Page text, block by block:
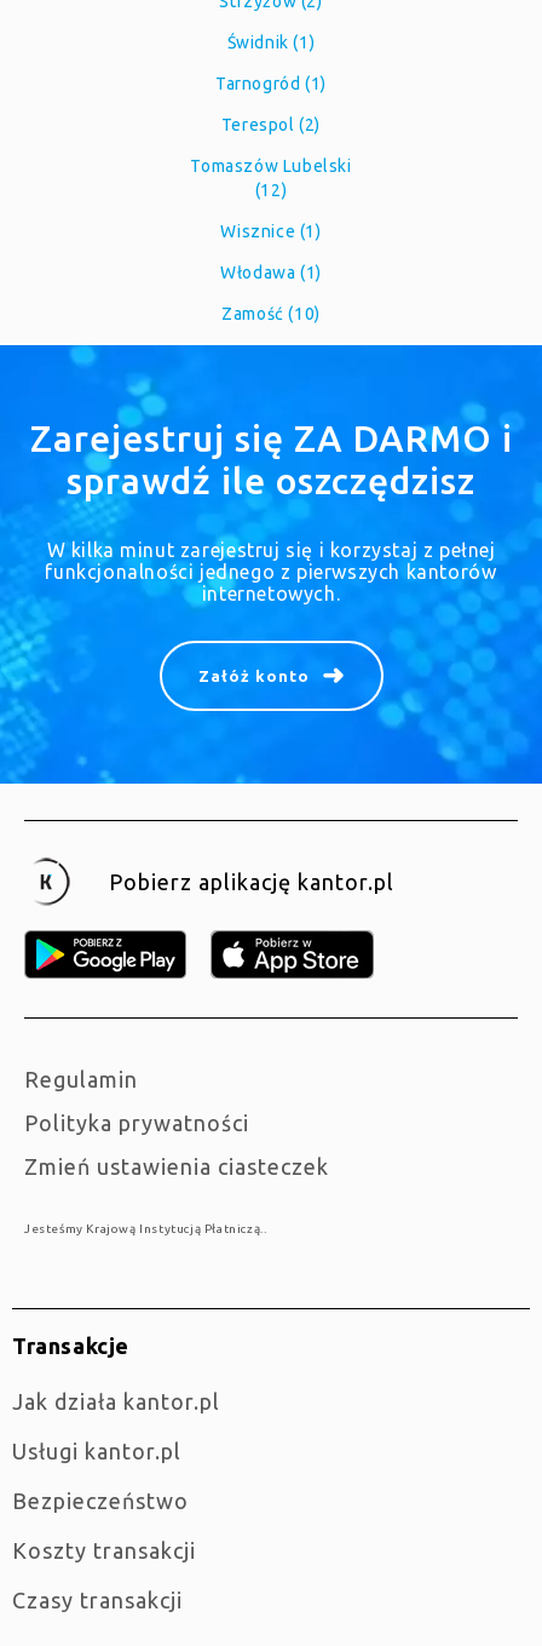
Świdnik (1)
Tarnogród (1)
Terespol (2)
Tomaszów Lubelski
(12)
Wisznice (1)
Włodawa (1)
Zamość (10)
Zarejestruj się ZA DARMO i
sprawdź ile oszczędzisz
W kilka minut zarejestruj się i korzystaj z pełnej
funkcjonalności jednego z pierwszych kantorów
internetowych.
Załóż konto
Pobierz aplikację kantor.pl
Regulamin
Polityka prywatności
Zmień ustawienia ciasteczek
Jesteśmy Krajową Instytucją Płatniczą..
Transakcje
jak działa kantor.pl
Usługi kantor.pl
Bezpieczeństwo
Koszty transakcji
Czasy transakcji